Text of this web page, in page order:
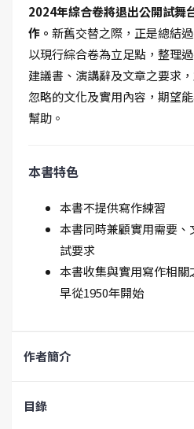
2024年綜合卷將退出公開試舞
作。 新舊交替之際，正是總結
以現行綜合卷為立足點，整理
建議書、演講辭及文章之要求
忽略的文化及實用內容，期望
幫助。
本書特色
本書不提供寫作練習
本書同時兼顧實用需要
試要求
本書收集與實用寫作相
早從1950年開始
作者簡介
目錄